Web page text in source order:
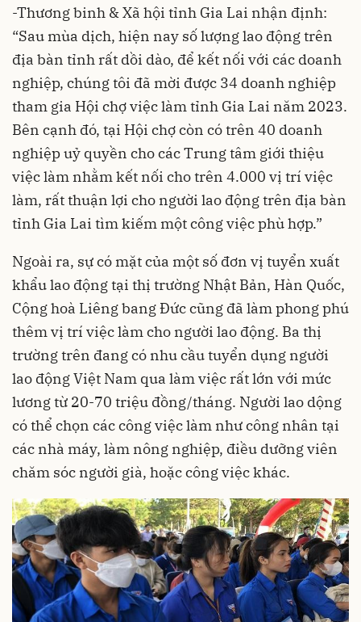
-Thương binh & Xã hội tỉnh Gia Lai nhận định:
“Sau mùa dịch, hiện nay số lượng lao động trên
địa bàn tỉnh rất dồi dào, để kết nối với các doanh
nghiệp, chúng tôi đã mời được 34 doanh nghiệp
tham gia Hội chợ việc làm tỉnh Gia Lai năm 2023.
Bên cạnh đó, tại Hội chợ còn có trên 40 doanh
nghiệp uỷ quyền cho các Trung tâm giới thiệu
việc làm nhằm kết nối cho trên 4.000 vị trí việc
làm, rất thuận lợi cho người lao động trên địa bàn
tỉnh Gia Lai tìm kiếm một công việc phù hợp.”
Ngoài ra, sự có mặt của một số đơn vị tuyển xuất
khẩu lao động tại thị trường Nhật Bản, Hàn Quốc,
Cộng hoà Liêng bang Đức cũng đã làm phong phú
thêm vị trí việc làm cho người lao động. Ba thị
trường trên đang có nhu cầu tuyển dụng người
lao động Việt Nam qua làm việc rất lớn với mức
lương từ 20-70 triệu đồng/tháng. Người lao dộng
có thể chọn các công việc làm như công nhân tại
các nhà máy, làm nông nghiệp, điều dưỡng viên
chăm sóc người già, hoặc công việc khác.